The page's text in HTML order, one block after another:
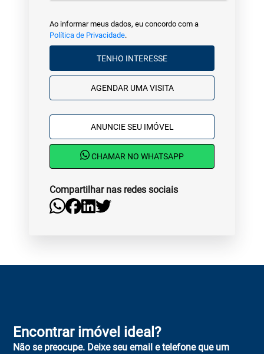
Ao informar meus dados, eu concordo com a
Política de Privacidade.
TENHO INTERESSE
AGENDAR UMA VISITA
ANUNCIE SEU IMÓVEL
CHAMAR NO WHATSAPP
Compartilhar nas redes sociais
Encontrar imóvel ideal?
Não se preocupe. Deixe seu email e telefone que um